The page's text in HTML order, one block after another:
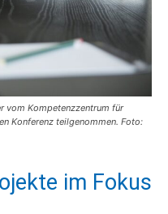
vom Kompetenzzentrum für
Konferenz teilgenommen. Foto:
im Fokus